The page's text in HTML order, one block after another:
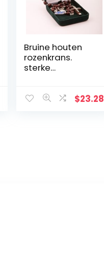
Bruine houten
rozenkrans.
sterke
houten
$23.28